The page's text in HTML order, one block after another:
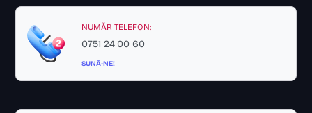
NUMĂR TELEFON:
0751 24 00 60
SUNĂ-NE!